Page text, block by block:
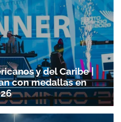
y del Caribe |
con medallas en